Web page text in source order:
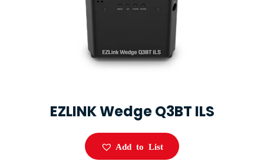
EZLINK Wedge Q3BT ILS
Add to List